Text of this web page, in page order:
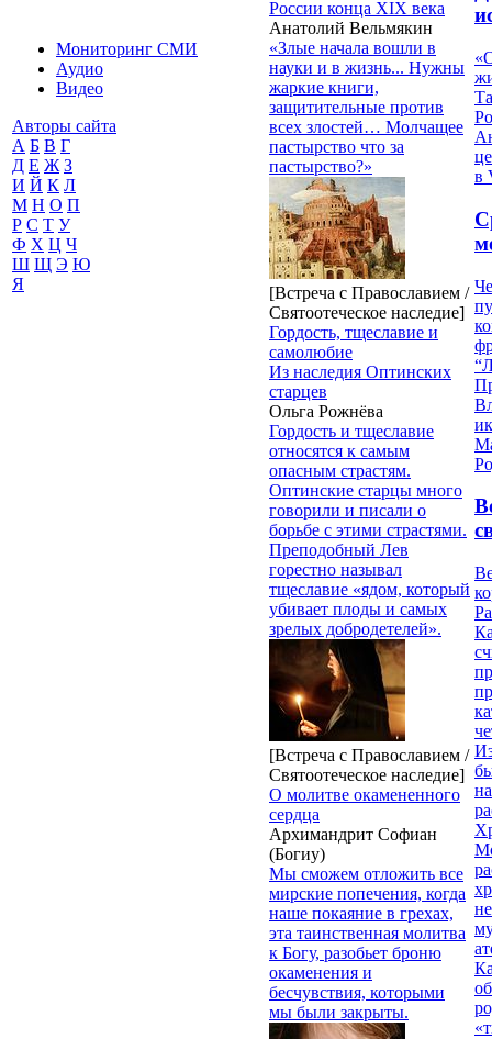
Мониторинг СМИ
Аудио
Видео
Авторы сайта
А Б В Г
Д Е Ж З
И Й К Л
М Н О П
Р С Т У
Ф Х Ц Ч
Ш Щ Э Ю
Я
России конца XIX века
Анатолий Вельмякин
«Злые начала вошли в
науки и в жизнь... Нужны
жаркие книги,
защитительные против
всех злостей… Молчащее
пастырство что за
пастырство?»
[Встреча с Православием /
Святоотеческое наследие]
Гордость, тщеславие и
самолюбие
Из наследия Оптинских
старцев
Ольга Рожнёва
Гордость и тщеславие
относятся к самым
опасным страстям.
Оптинские старцы много
говорили и писали о
борьбе с этими страстями.
Преподобный Лев
горестно называл
тщеславие «ядом, который
убивает плоды и самых
зрелых добродетелей».
[Встреча с Православием /
Святоотеческое наследие]
О молитве окамененного
сердца
Архимандрит Софиан
(Богиу)
Мы сможем отложить все
мирские попечения, когда
наше покаяние в грехах,
эта таинственная молитва
к Богу, разобьет броню
окаменения и
бесчувствия, которыми
мы были закрыты.
в